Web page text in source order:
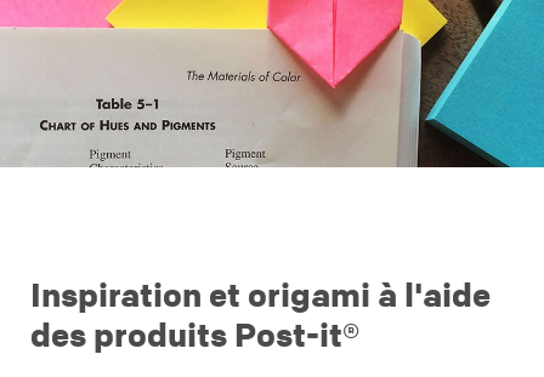
Inspiration et origami à l'aide
des produits Post-it®